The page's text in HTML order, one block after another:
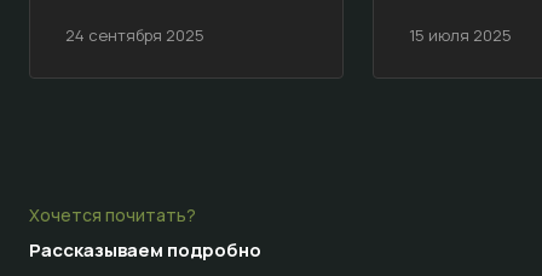
24 сентября 2025 15 июля 2025
Хочется почитать?
Рассказываем подробно